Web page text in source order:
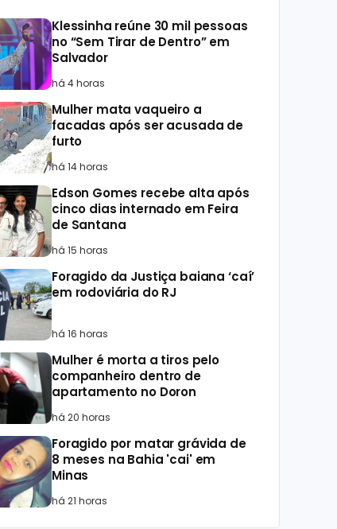
Klessinha reúne 30 mil pessoas
no “Sem Tirar de Dentro” em
Salvador
há 4 horas
Mulher mata vaqueiro a
facadas após ser acusada de
furto
há 14 horas
Edson Gomes recebe alta após
cinco dias internado em Feira
de Santana
há 15 horas
Foragido da Justiça baiana ‘caí’
em rodoviária do RJ
há 16 horas
Mulher é morta a tiros pelo
companheiro dentro de
apartamento no Doron
há 20 horas
Foragido por matar grávida de
8 meses na Bahia 'cai' em
Minas
há 21 horas